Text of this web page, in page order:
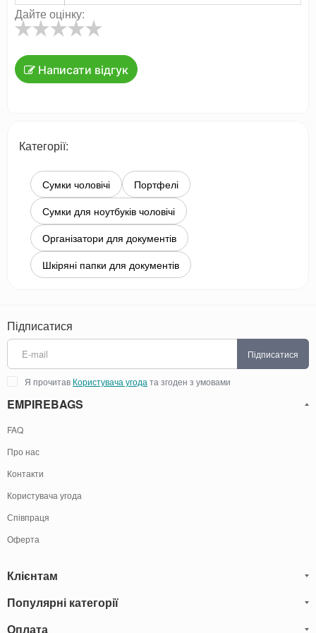
Дайте оцінку:
Написати відгук
Категорії:
Сумки чоловічі
Портфелі
Сумки для ноутбуків чоловічі
Організатори для документів
Шкіряні папки для документів
Підписатися
Підписатися
Я прочитав Користувача угода та згоден з умовами
EMPIREBAGS
FAQ
Про нас
Контакти
Користувача угода
Співпраця
Оферта
Клієнтам
Блог
Обмін та Повернення
Популярні категорії
Чоловічі шкіряні сумки
Оплата